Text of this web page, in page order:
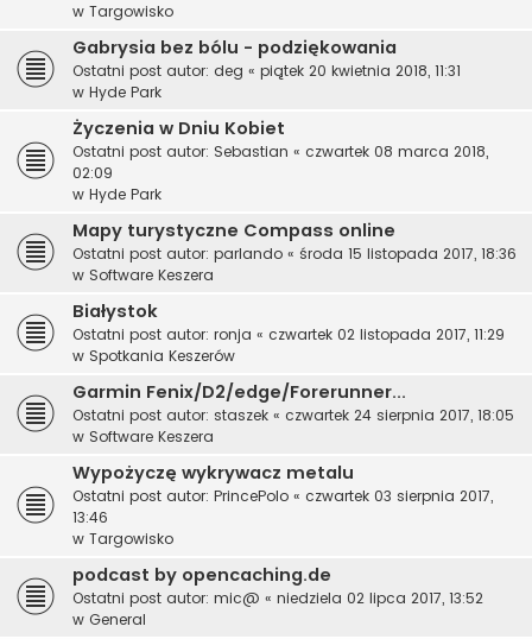
w Targowisko
Gabrysia bez bólu - podziękowania
Ostatni post autor: deg « piątek 20 kwietnia 2018, 11:31
w Hyde Park
Życzenia w Dniu Kobiet
Ostatni post autor: Sebastian « czwartek 08 marca 2018,
02:09
w Hyde Park
Mapy turystyczne Compass online
Ostatni post autor: parlando « środa 15 listopada 2017, 18:36
w Software Keszera
Białystok
Ostatni post autor: ronja « czwartek 02 listopada 2017, 11:29
w Spotkania Keszerów
Garmin Fenix/D2/edge/Forerunner...
Ostatni post autor: staszek « czwartek 24 sierpnia 2017, 18:05
w Software Keszera
Wypożyczę wykrywacz metalu
Ostatni post autor: PrincePolo « czwartek 03 sierpnia 2017,
13:46
w Targowisko
podcast by opencaching.de
Ostatni post autor: mic@ « niedziela 02 lipca 2017, 13:52
w General